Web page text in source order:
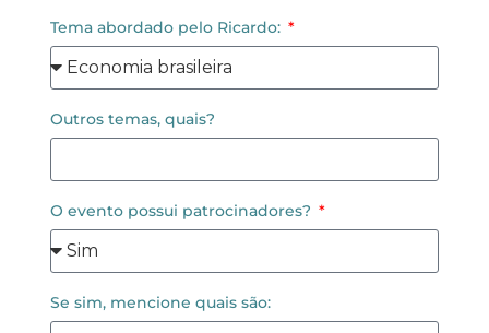
Tema abordado pelo Ricardo:
Outros temas, quais?
O evento possui patrocinadores?
Se sim, mencione quais são: